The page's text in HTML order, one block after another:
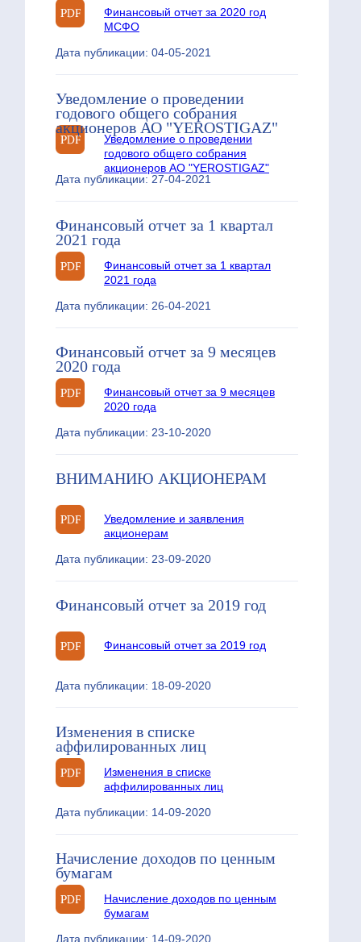
Финансовый отчет за 2020 год
МСФО
Дата публикации: 04-05-2021
Уведомление о проведении
годового общего собрания
акционеров АО "YEROSTIGAZ"
Уведомление о проведении
годового общего собрания
акционеров АО "YEROSTIGAZ"
Дата публикации: 27-04-2021
Финансовый отчет за 1 квартал
2021 года
Финансовый отчет за 1 квартал
2021 года
Дата публикации: 26-04-2021
Финансовый отчет за 9 месяцев
2020 года
Финансовый отчет за 9 месяцев
2020 года
Дата публикации: 23-10-2020
ВНИМАНИЮ АКЦИОНЕРАМ
Уведомление и заявления
акционерам
Дата публикации: 23-09-2020
Финансовый отчет за 2019 год
Финансовый отчет за 2019 год
Дата публикации: 18-09-2020
Изменения в списке
аффилированных лиц
Изменения в списке
аффилированных лиц
Дата публикации: 14-09-2020
Начисление доходов по ценным
бумагам
Начисление доходов по ценным
бумагам
Дата публикации: 14-09-2020